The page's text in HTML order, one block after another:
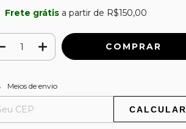
Frete grátis a partir de R$150,00
para o CEP:
Meios de envio
CALCULAR